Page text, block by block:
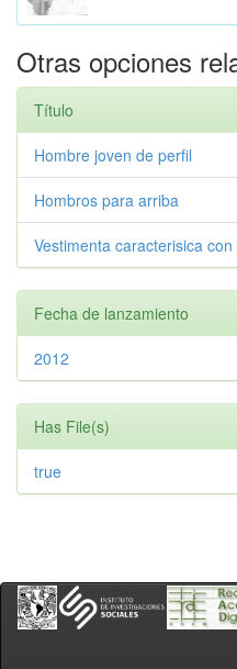
Otras opciones
Título
Hombre joven de perfil
Hombros para arriba
Vestimenta caracterisica con
Fecha de lanzamiento
2012
Has File(s)
true